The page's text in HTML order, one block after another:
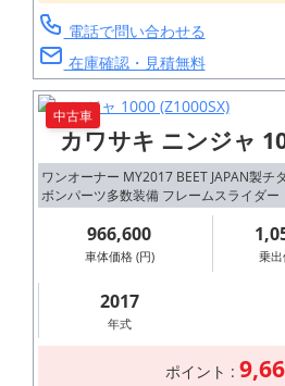
電話で問い合わせる
在庫確認・見積無料
中古車
カワサキ ニンジャ
ワンオーナー MY2017 BEET JAPAN製チ
ボンパーツ多数装備 フレームスライダー
966,600
車体価格 (円) 乗
2017
年式
ポイント :